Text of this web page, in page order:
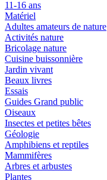
11-16 ans
Matériel
Adultes amateurs de nature
Activités nature
Bricolage nature
Cuisine buissonnière
Jardin vivant
Beaux livres
Essais
Guides Grand public
Oiseaux
Insectes et petites bêtes
Géologie
Amphibiens et reptiles
Mammifères
Arbres et arbustes
Plantes